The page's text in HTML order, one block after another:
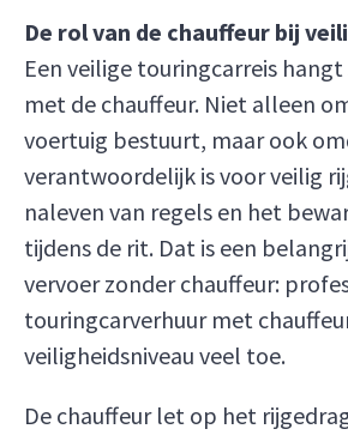
De rol van de chauffeur bij
Een veilige touringcarreis
met de chauffeur. Niet alleen
voertuig bestuurt, maar ook
verantwoordelijk is voor veilig
naleven van regels en het
tijdens de rit. Dat is een
vervoer zonder chauffeur:
touringcarverhuur met
veiligheidsniveau veel toe.
De chauffeur let op het